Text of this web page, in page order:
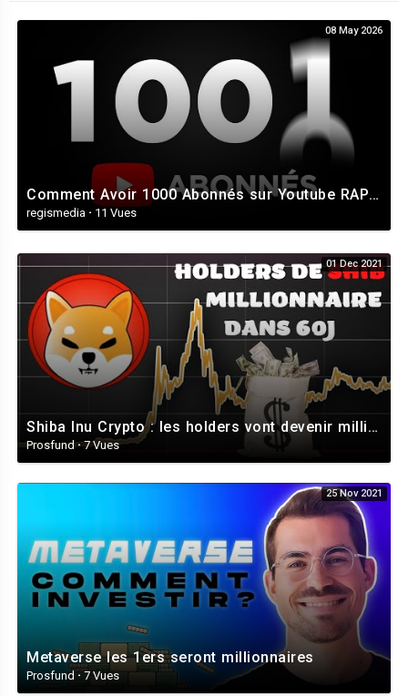
08 May 2026
Comment Avoir 1000 Abonnés sur Youtube RAPIDEMENT (en 7 Jours)
regismedia · 11 Vues
01 Dec 2021
Shiba Inu Crypto : les holders vont devenir millionnaire dans 60 à 120 jours
Prosfund·7 Vues
25 Nov 2021
Metaverse les 1ers seront millionnaires
Prosfund · 7 Vues